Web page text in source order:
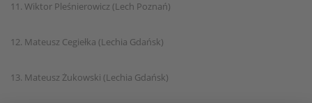
11. Wiktor Pleśnierowicz (Lech Poznań)
12. Mateusz Cegiełka (Lechia Gdańsk)
13. Mateusz Żukowski (Lechia Gdańsk)